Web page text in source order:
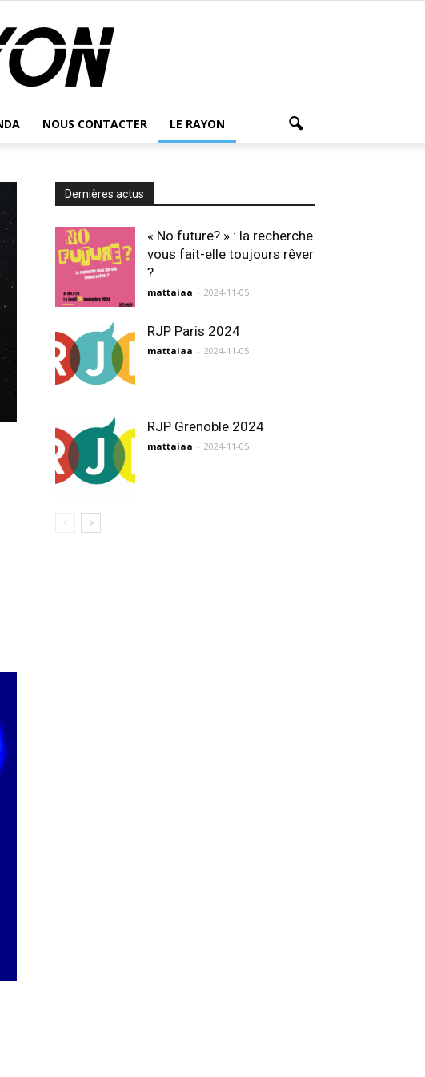
NOUS CONTACTER LE RAYON
Dernières actus
« No future? » : la recherche
vous fait-elle toujours rêver
?
mattaiaa - 2024-11-05
RJP Paris 2024
mattaiaa - 2024-11-05
RJP Grenoble 2024
mattaiaa - 2024-11-05